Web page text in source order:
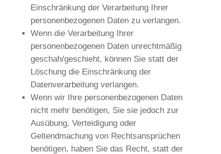
Einschränkung der Verarbeitung Ihrer
personenbezogenen Daten zu verlangen.
Wenn die Verarbeitung Ihrer
personenbezogenen Daten unrechtmäßig
geschah/geschieht, können Sie statt der
Löschung die Einschränkung der
Datenverarbeitung verlangen.
Wenn wir Ihre personenbezogenen Daten
nicht mehr benötigen, Sie sie jedoch zur
Ausübung, Verteidigung oder
Geltendmachung von Rechtsansprüchen
benötigen, haben Sie das Recht, statt der